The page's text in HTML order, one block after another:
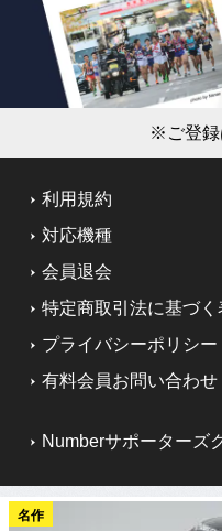
※ご登録
利用規約
対応機種
会員退会
特定商取引法に基づく
プライバシーポリシー
有料会員お問い合わ
Numberサポーターズ
名作